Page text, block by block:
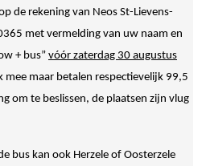
de rekening van Neos St-Lievens-
met vermelding van uw naam en
+ bus” vóór zaterdag 30 augustus
maar betalen respectievelijk 99,5
om te beslissen, de plaatsen zijn vlug
bus kan ook Herzele of Oosterzele